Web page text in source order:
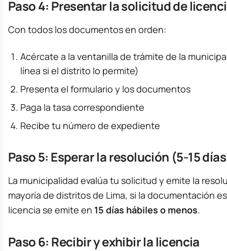
Paso 4: Presentar la solicitud de
Con todos los documentos en orden:
Acércate a la ventanilla de trámite de la
línea si el distrito lo permite)
Presenta el formulario y los documentos
Paga la tasa correspondiente
Recibe tu número de expediente
Paso 5: Esperar la resolución (5-15
La municipalidad evalúa tu solicitud y emite la
mayoría de distritos de Lima, si la documentación
licencia se emite en 15 días hábiles o menos.
Paso 6: Recibir y exhibir la licencia